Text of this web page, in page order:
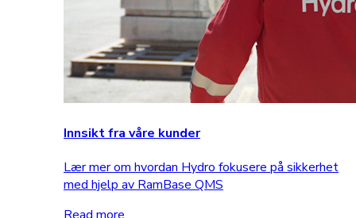
Innsikt fra våre kunder
Lær mer om hvordan Hydro fokusere på sikkerhet
med hjelp av RamBase QMS